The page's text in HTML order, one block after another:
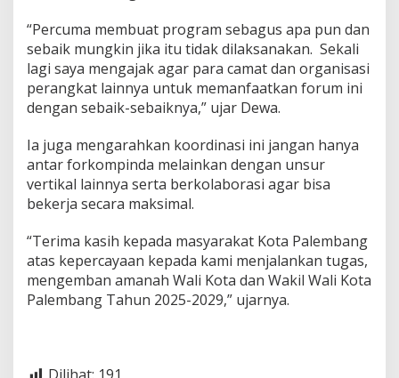
g
“Percuma membuat program sebagus apa pun dan
sebaik mungkin jika itu tidak dilaksanakan. Sekali
lagi saya mengajak agar para camat dan organisasi
perangkat lainnya untuk memanfaatkan forum ini
dengan sebaik-sebaiknya,” ujar Dewa.
Ia juga mengarahkan koordinasi ini jangan hanya
antar forkompinda melainkan dengan unsur
vertikal lainnya serta berkolaborasi agar bisa
bekerja secara maksimal.
“Terima kasih kepada masyarakat Kota Palembang
atas kepercayaan kepada kami menjalankan tugas,
mengemban amanah Wali Kota dan Wakil Wali Kota
Palembang Tahun 2025-2029,” ujarnya.